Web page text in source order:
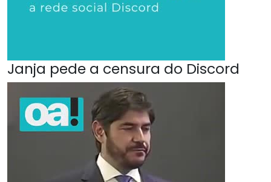
Janja pede a censura do Discord